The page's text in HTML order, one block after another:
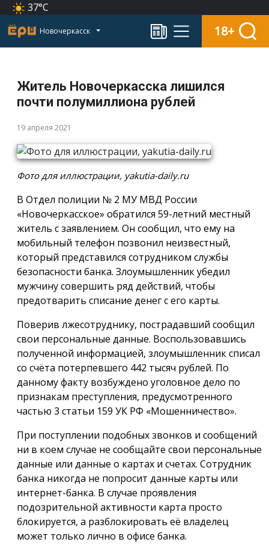
37°C
Новочеркасск 18+
Житель Новочеркасска лишился
почти полумиллиона рублей
19 апреля 2021
Фото для иллюстрации, yakutia-daily.ru
В Отдел полиции № 2 МУ МВД России
«Новочеркасское» обратился 59-летний местный
житель с заявлением. Он сообщил, что ему на
мобильный телефон позвонил неизвестный,
который представился сотрудником службы
безопасности банка. Злоумышленник убедил
мужчину совершить ряд действий, чтобы
предотварить списание денег с его карты.
Поверив лжесотруднику, пострадавший сообщил
свои персональные данные. Воспользовавшись
полученной информацией, злоумышленник списал
со счёта потерпевшего 442 тысяч рублей. По
данному факту возбуждено уголовное дело по
признакам преступления, предусмотренного
частью 3 статьи 159 УК РФ «Мошенничество».
При поступлении подобных звонков и сообщений
ни в коем случае не сообщайте свои персональные
данные или данные о картах и счетах. Сотрудник
банка никогда не попросит данные карты или
интернет-банка. В случае проявления
подозрительной активности карта просто
блокируется, а разблокировать её владелец
может только лично в офисе банка.